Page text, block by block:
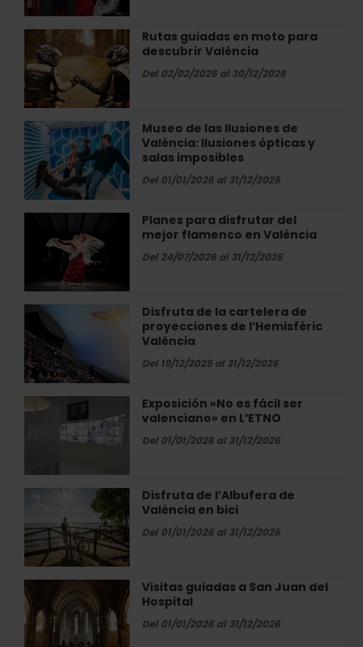
Café
del
Duende
Rutas guiadas en moto para
descubrir València
Del 02/02/2026 al 30/12/2026
guiadas
en
moto
para
descubrir
València
Museo de las Ilusiones de
València: Ilusiones ópticas y
salas imposibles
Del 01/01/2026 al 31/12/2026
Museo
de
las
Ilusiones
de
València:
ópticas
salas
Planes para disfrutar del
mejor flamenco en València
Del 24/07/2026 al 31/12/2026
para
disfrutar
mejor
flamenco
València
Disfruta de la cartelera de
proyecciones de l’Hemisfèric
València
Del 19/12/2025 al 31/12/2026
Disfruta
de
la
cartelera
de
proyecciones
de
l’Hemisfèric
Exposición «No es fácil ser
valenciano» en L’ETNO
Del 01/01/2026 al 31/12/2026
Exposición
ser
valenciano»
L’ETNO
Disfruta de l’Albufera de
València en bici
Del 01/01/2026 al 31/12/2026
l’Albufera
de
València
en
bici
Visitas guiadas a San Juan del
Hospital
Del 01/01/2026 al 31/12/2026
Visitas
guiadas
a